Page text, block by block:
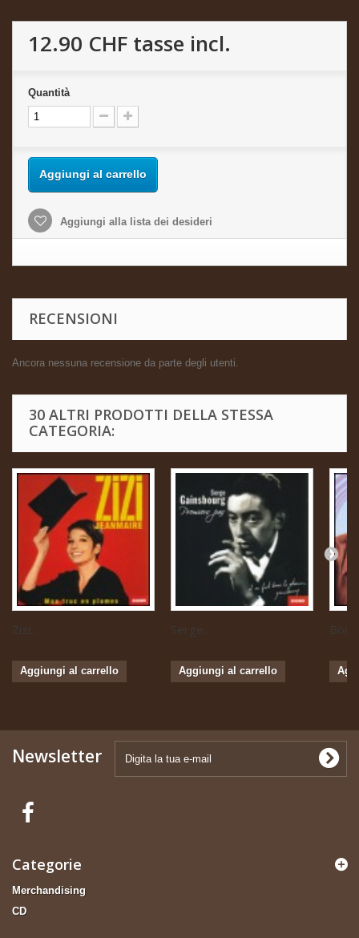
12.90 CHF tasse incl.
Quantità
Aggiungi al carrello
Aggiungi alla lista dei desideri
RECENSIONI
Ancora nessuna recensione da parte degli utenti.
30 ALTRI PRODOTTI DELLA STESSA
CATEGORIA:
Zizi...
Aggiungi al carrello
Serge...
Aggiungi al carrello
Newsletter
Categorie
Merchandising
CD